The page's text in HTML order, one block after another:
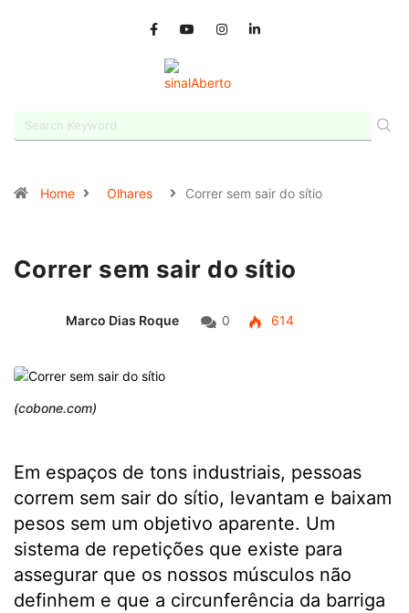
Home Olhares Correr sem sair do sítio
Correr sem sair do sítio
Marco Dias Roque 0 614
(cobone.com)
Em espaços de tons industriais, pessoas
correm sem sair do sítio, levantam e baixam
pesos sem um objetivo aparente. Um
sistema de repetições que existe para
assegurar que os nossos músculos não
definhem e que a circunferência da barriga